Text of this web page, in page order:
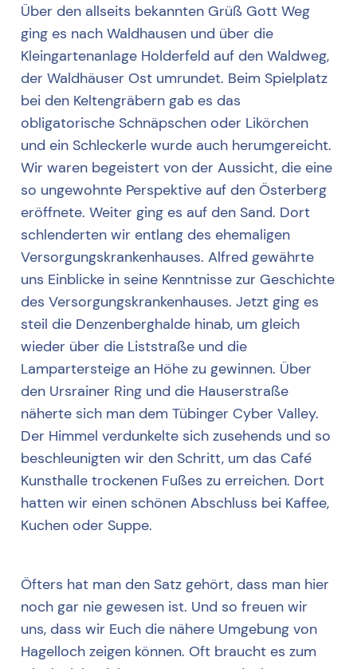
Über den allseits bekannten Grüß Gott Weg
ging es nach Waldhausen und über die
Kleingartenanlage Holderfeld auf den Waldweg,
der Waldhäuser Ost umrundet. Beim Spielplatz
bei den Keltengräbern gab es das
obligatorische Schnäpschen oder Likörchen
und ein Schleckerle wurde auch herumgereicht.
Wir waren begeistert von der Aussicht, die eine
so ungewohnte Perspektive auf den Österberg
eröffnete. Weiter ging es auf den Sand. Dort
schlenderten wir entlang des ehemaligen
Versorgungskrankenhauses. Alfred gewährte
uns Einblicke in seine Kenntnisse zur Geschichte
des Versorgungskrankenhauses. Jetzt ging es
steil die Denzenberghalde hinab, um gleich
wieder über die Liststraße und die
Lampartersteige an Höhe zu gewinnen. Über
den Ursrainer Ring und die Hauserstraße
näherte sich man dem Tübinger Cyber Valley.
Der Himmel verdunkelte sich zusehends und so
beschleunigten wir den Schritt, um das Café
Kunsthalle trockenen Fußes zu erreichen. Dort
hatten wir einen schönen Abschluss bei Kaffee,
Kuchen oder Suppe.
Öfters hat man den Satz gehört, dass man hier
noch gar nie gewesen ist. Und so freuen wir
uns, dass wir Euch die nähere Umgebung von
Hagelloch zeigen können. Oft braucht es zum